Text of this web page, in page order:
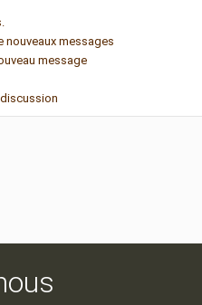
nouveaux messages
message